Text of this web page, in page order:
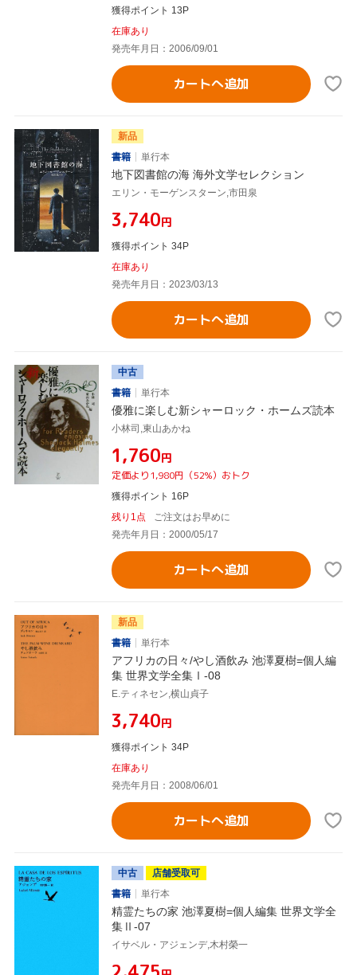
獲得ポイント 13P
在庫あり
発売年月日：2006/09/01
カートへ追加
新品
書籍
単行本
地下図書館の海 海外文学セレクション
エリン・モーゲンスターン,市田泉
¥3,740円
獲得ポイント 34P
在庫あり
発売年月日：2023/03/13
カートへ追加
中古
書籍
単行本
優雅に楽しむ新シャーロック・ホームズ読本
小林司,東山あかね
¥1,760円
定価より1,980円（52%）おトク
獲得ポイント 16P
残り1点
ご注文はお早めに
発売年月日：2000/05/17
カートへ追加
新品
書籍
単行本
アフリカの日々/やし酒飲み 池澤夏樹=個人編
集 世界文学全集Ⅰ-08
E.ティネセン,横山貞子
¥3,740円
獲得ポイント 34P
在庫あり
発売年月日：2008/06/01
カートへ追加
中古
店舗受取可
書籍
単行本
精霊たちの家 池澤夏樹=個人編集 世界文学全
集Ⅱ-07
イサベル・アジェンデ,木村榮一